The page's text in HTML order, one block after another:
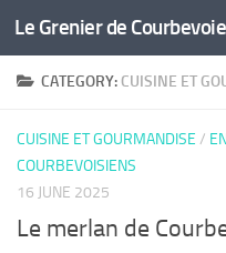
Skip to content
Le Grenier de Courbevoie
CATEGORY: CUISINE ET
CUISINE ET GOURMANDISE /
COURBEVOISIENS
16 JUNE 2025
Le merlan de